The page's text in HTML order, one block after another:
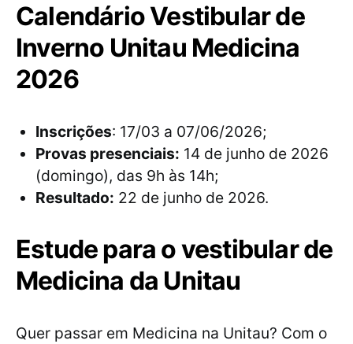
Calendário Vestibular de
Inverno Unitau Medicina
2026
Inscrições: 17/03 a 07/06/2026;
Provas presenciais: 14 de junho de 2026
(domingo), das 9h às 14h;
Resultado: 22 de junho de 2026.
Estude para o vestibular de
Medicina da Unitau
Quer passar em Medicina na Unitau? Com o